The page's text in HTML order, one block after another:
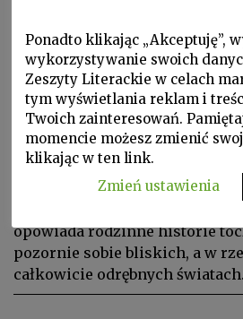
Lektury kwartalne, W Zeszytach, ZL
MICHAŁ
Moniki Sznajderman
pieprzu. Historia
opowiada rodzinne historie
pozornie sobie bliskich, a w
całkowicie odrębnych światach.
Ponadto klikając „Akceptuję”,
wykorzystywanie swoich
Zeszyty Literackie w celach
tym wyświetlania reklam i
Twoich zainteresowań.
momencie możesz zmienić
klikając w ten link.
Zmień ustawienia